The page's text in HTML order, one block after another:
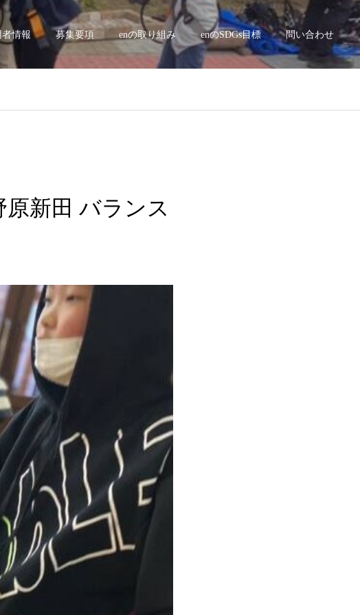
者情報 募集要項 enの取り組み enのSDGs目標 問い合わせ
新田 バランス